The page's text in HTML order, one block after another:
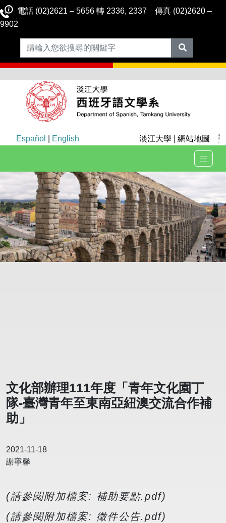
電話 (02)2621 – 5656 轉 2336, 2337 傳真 (02)2620 –
9902
Español English 淡江大學 網站地圖
文化部辦理111年度「青年文化園丁
隊-臺灣青年至東南亞紐澳交流合作補
助」
2021-11-18
謝寧馨
(請參閱附加檔案: 補助要點.pdf)
(請參閱附加檔案: 徵件公告.pdf)